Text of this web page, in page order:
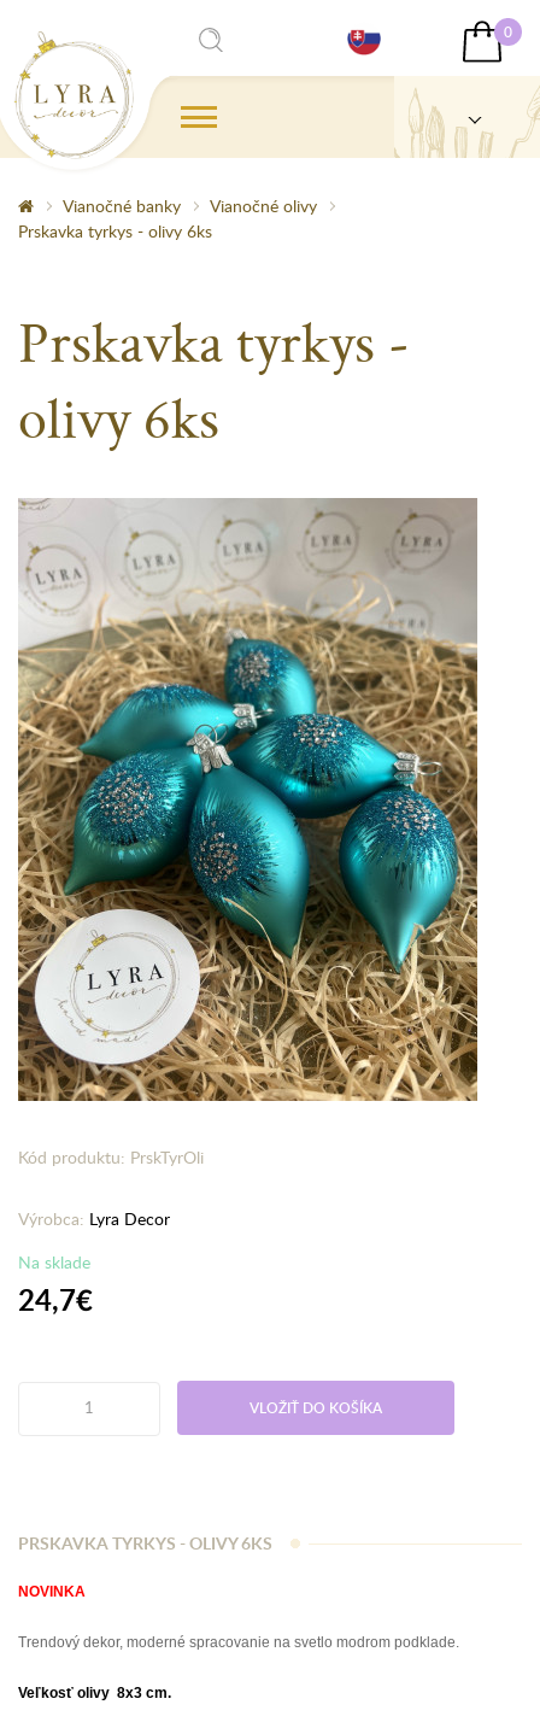
0
Vianočné banky
Vianočné olivy
Prskavka tyrkys - olivy 6ks
Prskavka tyrkys -
olivy 6ks
Kód produktu: PrskTyrOli
Výrobca: Lyra Decor
Na sklade
24,7€
VLOŽIŤ DO KOŠÍKA
PRSKAVKA TYRKYS - OLIVY 6KS
NOVINKA
Trendový dekor, moderné spracovanie na svetlo modrom podklade.
Veľkosť olivy 8x3 cm.